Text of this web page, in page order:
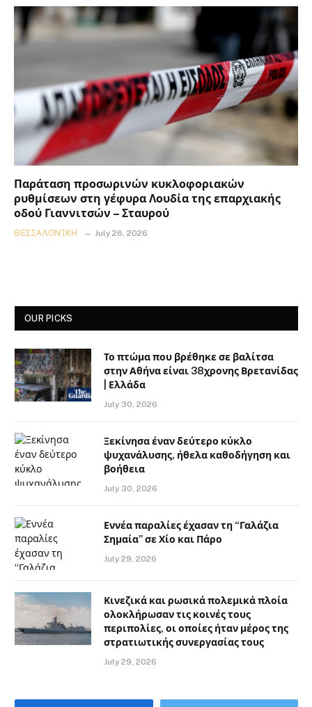
Παράταση προσωρινών κυκλοφοριακών
ρυθμίσεων στη γέφυρα Λουδία της επαρχιακής
οδού Γιαννιτσών – Σταυρού
ΘΕΣΣΑΛΟΝΊΚΗ July 26, 2026
OUR PICKS
Το πτώμα που βρέθηκε σε βαλίτσα
στην Αθήνα είναι 38χρονης Βρετανίδας
| Ελλάδα
July 30, 2026
Ξεκίνησα έναν δεύτερο κύκλο
ψυχανάλυσης, ήθελα καθοδήγηση και
βοήθεια
July 30, 2026
Εννέα παραλίες έχασαν τη “Γαλάζια
Σημαία” σε Χίο και Πάρο
July 29, 2026
Κινεζικά και ρωσικά πολεμικά πλοία
ολοκλήρωσαν τις κοινές τους
περιπολίες, οι οποίες ήταν μέρος της
στρατιωτικής συνεργασίας τους
July 29, 2026